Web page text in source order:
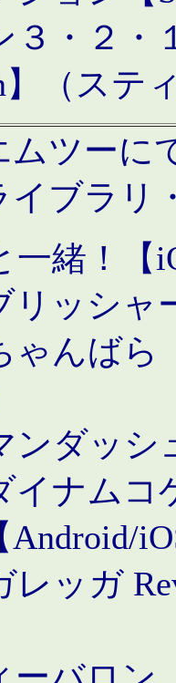
３・２
】（ステ
ムツーに
イブラリ
一緒！【
リッシャ
ゃんばら
ンダッシ
イナムコ
Android/
レッガ